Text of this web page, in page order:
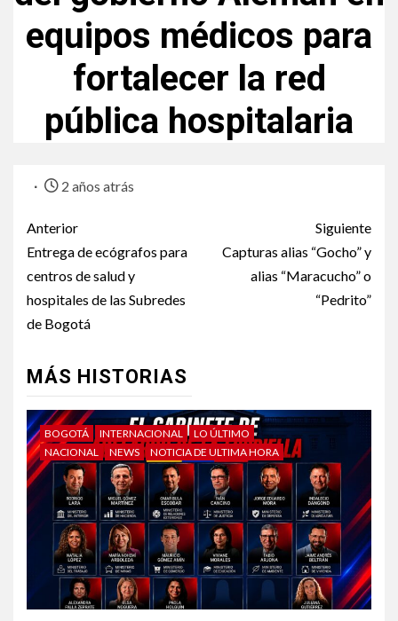
equipos médicos para
fortalecer la red
pública hospitalaria
2 años atrás
Anterior
Entrega de ecógrafos para
centros de salud y
hospitales de las Subredes
de Bogotá
Siguiente
Capturas alias “Gocho” y
alias “Maracucho” o
“Pedrito”
MÁS HISTORIAS
BOGOTÁ INTERNACIONAL
LO ÚLTIMO
NACIONAL
NEWS NOTICIA DE ULTIMA HORA